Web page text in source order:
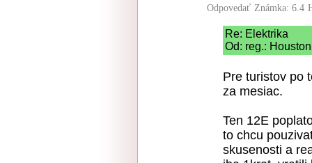
Odpovedať Známka: 6.4
Re: Elektrika
Od: reg.:
Pre turistov po
za mesiac.
Ten 12E
to chcu
skusenosti a